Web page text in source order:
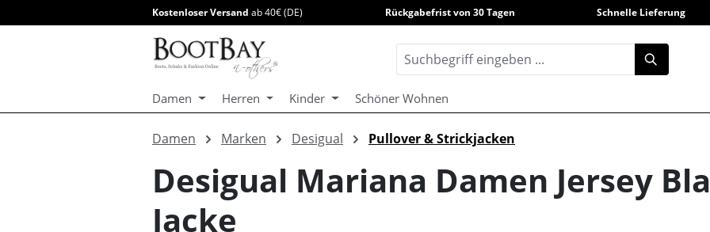
Zur Hauptnavigation springen
Kostenloser Versand ab 40€ (DE) Rückgabefrist von 30 Tagen Schnelle Lieferung
Damen Herren Kinder Schöner Wohnen
Damen Marken Desigual Pullover & Strickjacken
Desigual Mariana Damen Jersey
Jacke